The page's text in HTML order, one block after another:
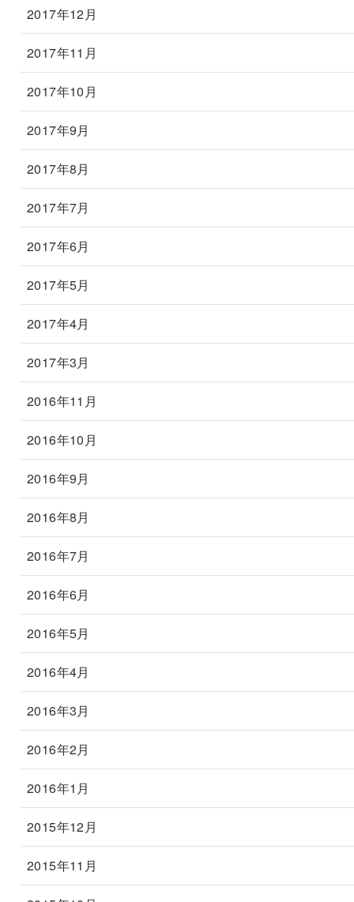
2017年12月
2017年11月
2017年10月
2017年9月
2017年8月
2017年7月
2017年6月
2017年5月
2017年4月
2017年3月
2016年11月
2016年10月
2016年9月
2016年8月
2016年7月
2016年6月
2016年5月
2016年4月
2016年3月
2016年2月
2016年1月
2015年12月
2015年11月